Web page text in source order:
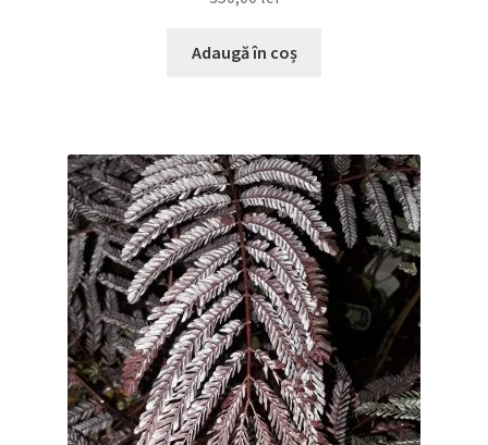
Adaugă în coș